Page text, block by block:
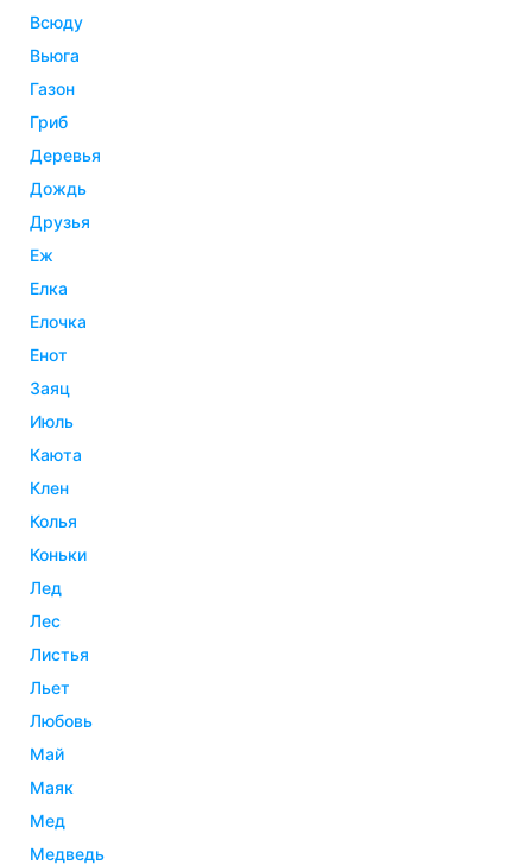
всюду
вьюга
газон
гриб
деревья
дождь
друзья
еж
елка
елочка
енот
заяц
июль
каюта
клен
колья
коньки
лед
лес
листья
льет
любовь
май
маяк
мед
медведь